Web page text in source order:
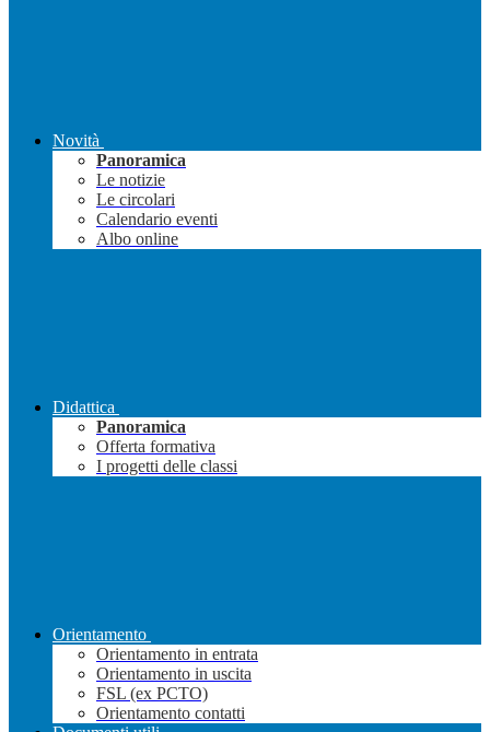
Novità
Panoramica
Le notizie
Le circolari
Calendario eventi
Albo online
Didattica
Panoramica
Offerta formativa
I progetti delle classi
Orientamento
Orientamento in entrata
Orientamento in uscita
FSL (ex PCTO)
Orientamento contatti